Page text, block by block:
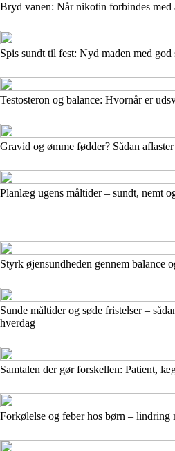
Bryd vanen: Når nikotin forbindes
Spis sundt til fest: Nyd maden med god
Testosteron og balance: Hvornår er
Gravid og ømme fødder? Sådan
Planlæg ugens måltider – sundt, nemt
Styrk øjensundheden gennem balance
Sunde måltider og søde fristelser –
hverdag
Samtalen der gør forskellen: Patient,
Forkølelse og feber hos børn – lindring